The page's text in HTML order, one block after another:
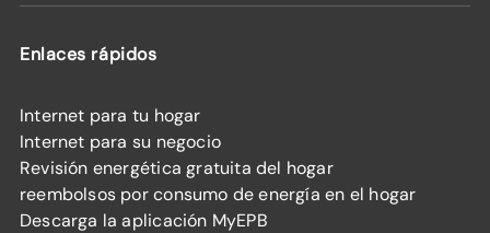
Enlaces rápidos
Internet para tu hogar
Internet para su negocio
Revisión energética gratuita del hogar
reembolsos por consumo de energía en el hogar
Descarga la aplicación MyEPB